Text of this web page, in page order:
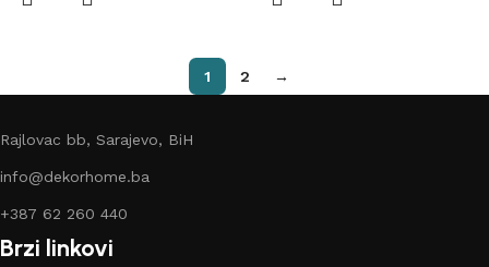
1 2 →
Rajlovac bb, Sarajevo, BiH
info@dekorhome.ba
+387 62 260 440
Brzi linkovi